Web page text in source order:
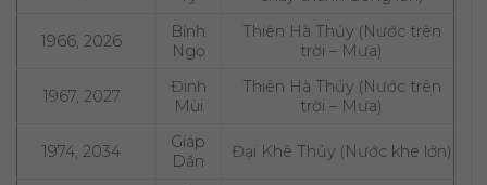
1966, 2026
Bính
Ngọ
Thiên Hà Thủy (Nước trên
trời – Mưa)
1967, 2027
Đinh
Mùi
Thiên Hà Thủy (Nước trên
trời – Mưa)
1974, 2034
Giáp
Dần
Đại Khê Thủy (Nước khe lớn)